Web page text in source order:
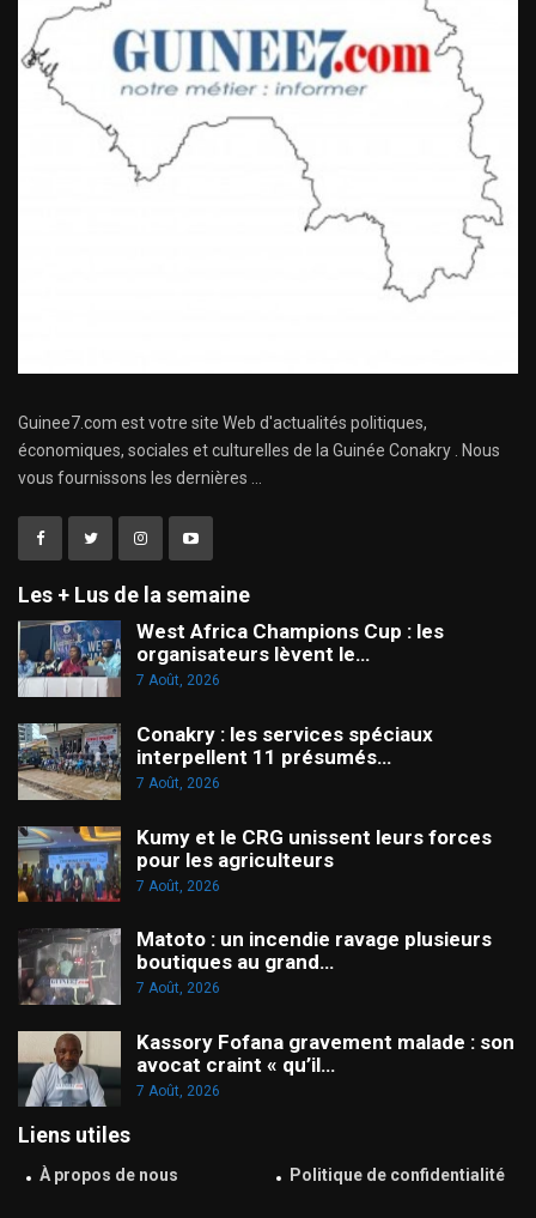
Guinee7.com est votre site Web d'actualités politiques,
économiques, sociales et culturelles de la Guinée Conakry . Nous
vous fournissons les dernières ...
Les + Lus de la semaine
West Africa Champions Cup : les
organisateurs lèvent le…
7 Août, 2026
Conakry : les services spéciaux
interpellent 11 présumés…
7 Août, 2026
Kumy et le CRG unissent leurs forces
pour les agriculteurs
7 Août, 2026
Matoto : un incendie ravage plusieurs
boutiques au grand…
7 Août, 2026
Kassory Fofana gravement malade : son
avocat craint « qu’il…
7 Août, 2026
Liens utiles
À propos de nous Politique de confidentialité